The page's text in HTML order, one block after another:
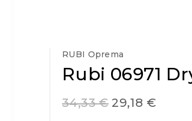
RUBI Oprema
Rubi 06971
34,33€ 29,18 €